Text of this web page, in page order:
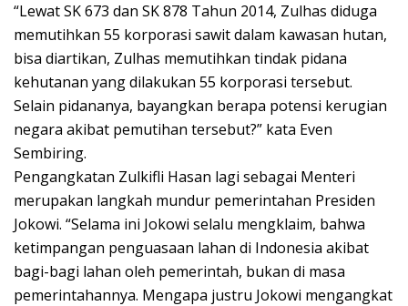
“Lewat SK 673 dan SK 878 Tahun 2014, Zulhas diduga
memutihkan 55 korporasi sawit dalam kawasan hutan,
bisa diartikan, Zulhas memutihkan tindak pidana
kehutanan yang dilakukan 55 korporasi tersebut.
Selain pidananya, bayangkan berapa potensi kerugian
negara akibat pemutihan tersebut?” kata Even
Sembiring.
Pengangkatan Zulkifli Hasan lagi sebagai Menteri
merupakan langkah mundur pemerintahan Presiden
Jokowi. “Selama ini Jokowi selalu mengklaim, bahwa
ketimpangan penguasaan lahan di Indonesia akibat
bagi-bagi lahan oleh pemerintah, bukan di masa
pemerintahannya. Mengapa justru Jokowi mengangkat